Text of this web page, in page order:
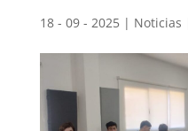
18 - 09 - 2025| Noticias